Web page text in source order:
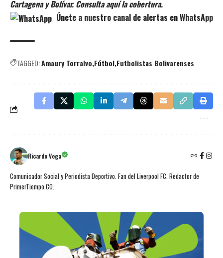
Cartagena y Bolívar. Consulta aquí la cobertura.
Únete a nuestro canal de alertas en WhatsApp
TAGGED:Amaury Torralvo Fútbol Futbolistas Bolivarenses
Ricardo Vega
Comunicador Social y Periodista Deportivo. Fan del Liverpool FC. Redactor de
PrimerTiempo.CO.